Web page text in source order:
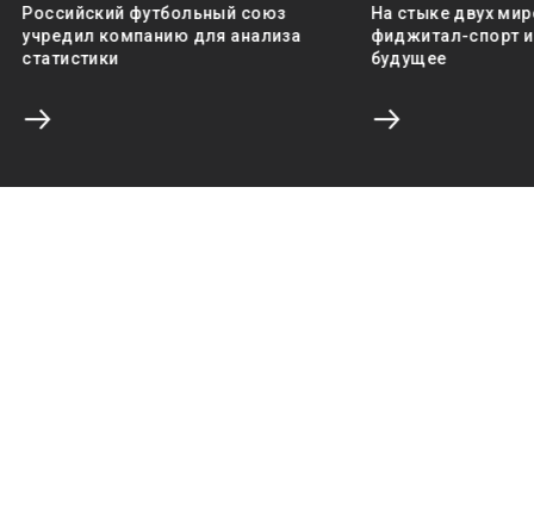
Российский футбольный союз
учредил компанию для анализа
статистики
На стыке двух
фиджитал-спорт
будущее